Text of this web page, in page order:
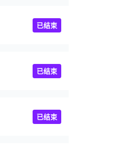
已结束
已结束
已结束